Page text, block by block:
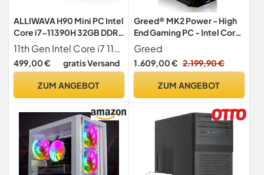
ALLIWAVA H90 Mini PC Intel
Core i7-11390H 32GB DDR4
1TB SSD, bis zu 5.0 GHz,
HDMI/DP/USB-C, 2X 2.5G
LAN, 8K Ausgabe,
Desktop-PC Gaming
11th Gen Intel Core i7 11390H Prozessor Der ALLIWAVA H90 Mini PC wird vom 11. Generation Intel Core i7-11390H Prozessor (12M Cache, bis zu 5
499,00 € gratis Versand
ZUM ANGEBOT
Greed® MK2 Power - High
End Gaming PC - Intel Core
i7-12700F + AMD Radeon
RX 9070 - Schneller RGB
Computer + 4K Raytracing
DDR4 RAM - 1TB SSD -
Greed
1.609,00 € 2.199,90 €
ZUM ANGEBOT